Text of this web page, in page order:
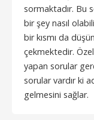
sormaktadır. Bu
bir şey nasıl
bir kısmı da
çekmektedir.
yapan sorular
sorular vardır ki
gelmesini sağlar.